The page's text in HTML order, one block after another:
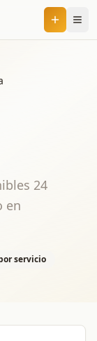
24
en
servicio